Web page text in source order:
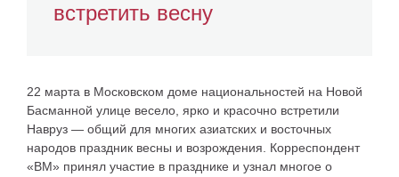
встретить весну
22 марта в Московском доме национальностей на Новой
Басманной улице весело, ярко и красочно встретили
Навруз — общий для многих азиатских и восточных
народов праздник весны и возрождения. Корреспондент
«ВМ» принял участие в празднике и узнал многое о